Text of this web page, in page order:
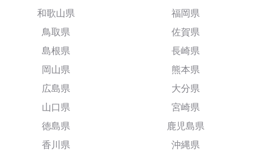
和歌山県
鳥取県
島根県
岡山県
広島県
山口県
徳島県
香川県
福岡県
佐賀県
長崎県
熊本県
大分県
宮崎県
鹿児島県
沖縄県